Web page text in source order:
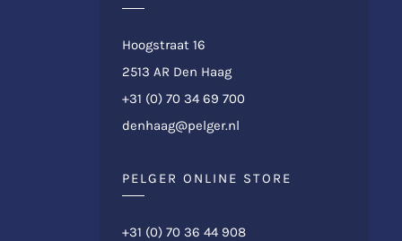
Hoogstraat 16
2513 AR Den Haag
+31 (0) 70 34 69 700
denhaag@pelger.nl
PELGER ONLINE STORE
+31 (0) 70 36 44 908